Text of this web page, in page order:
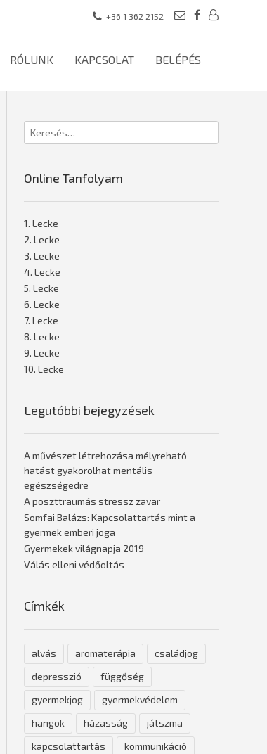
+36 1 362 2152
RÓLUNK KAPCSOLAT BELÉPÉS
Online Tanfolyam
1. Lecke
2. Lecke
3. Lecke
4. Lecke
5. Lecke
6. Lecke
7. Lecke
8. Lecke
9. Lecke
10. Lecke
Legutóbbi bejegyzések
A művészet létrehozása mélyreható
hatást gyakorolhat mentális
egészségedre
A poszttraumás stressz zavar
Somfai Balázs: Kapcsolattartás mint a
gyermek emberi joga
Gyermekek világnapja 2019
Válás elleni védőoltás
Címkék
alvás aromaterápia
családjog
depresszió
függőség
gyermekjog
gyermekvédelem
hangok
házasság
játszma
kapcsolattartás
kommunikáció